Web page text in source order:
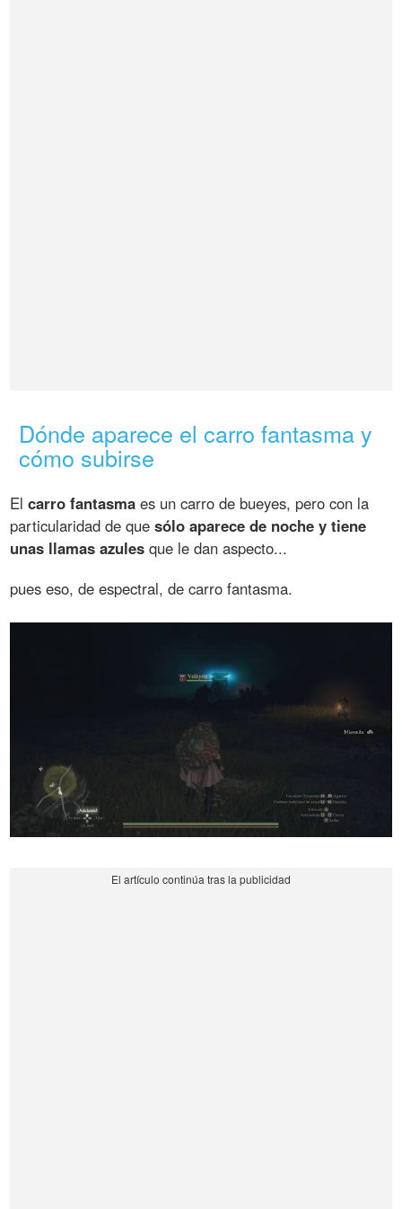
Dónde aparece el carro fantasma y
cómo subirse
Elcarro fantasma es un carro de bueyes, pero con la
particularidad de quesólo aparece de noche y tiene
unas llamas azules que le dan aspecto...
pues eso, de espectral, de carro fantasma.